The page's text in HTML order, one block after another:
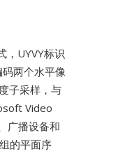
，UYVY标识
两个水平像
子采样，与
Video
广播设备和
的平面序